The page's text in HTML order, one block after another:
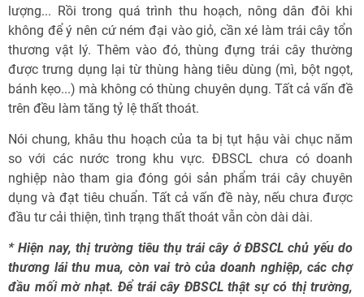
lượng... Rồi trong quá trình thu hoạch, nông dân đôi khi
không để ý nên cứ ném đại vào giỏ, cần xé làm trái cây tổn
thương vật lý. Thêm vào đó, thùng đựng trái cây thường
được trưng dụng lại từ thùng hàng tiêu dùng (mì, bột ngọt,
bánh kẹo...) mà không có thùng chuyên dụng. Tất cả vấn đề
trên đều làm tăng tỷ lệ thất thoát.
Nói chung, khâu thu hoạch của ta bị tụt hậu vài chục năm
so với các nước trong khu vực. ĐBSCL chưa có doanh
nghiệp nào tham gia đóng gói sản phẩm trái cây chuyên
dụng và đạt tiêu chuẩn. Tất cả vấn đề này, nếu chưa được
đầu tư cải thiện, tình trạng thất thoát vẫn còn dài dài.
* Hiện nay, thị trường tiêu thụ trái cây ở ĐBSCL chủ yếu do
thương lái thu mua, còn vai trò của doanh nghiệp, các chợ
đầu mối mờ nhạt. Để trái cây ĐBSCL thật sự có thị trường,